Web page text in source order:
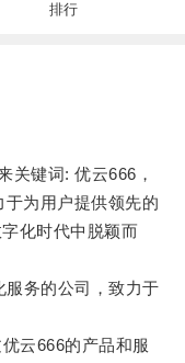
排行
键词: 优云666，
为用户提供领先的
化时代中脱颖而
务的公司，致力于
云666的产品和服